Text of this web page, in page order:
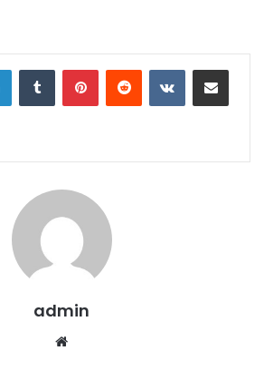
LinkedInTumblr PinterestReddit VKontakteE-Posta ile paylaş
admin
Web